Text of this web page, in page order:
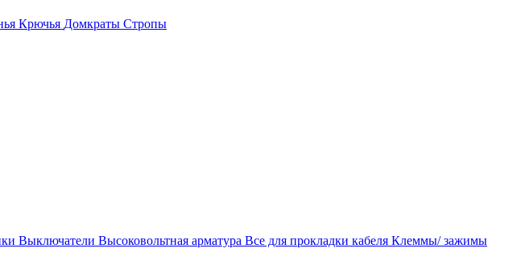
Крючья Домкраты Стропы
Выключатели Высоковольтная арматура Все для прокладки кабеля Клеммы/ зажимы